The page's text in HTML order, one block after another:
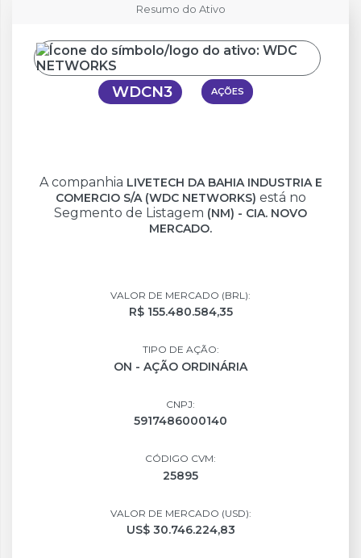
Resumo do Ativo
WDCN3 AÇÕES
A companhia LIVETECH DA BAHIA INDUSTRIA E
COMERCIO S/A (WDC NETWORKS) está no
Segmento de Listagem (NM) - CIA. NOVO
MERCADO.
VALOR DE MERCADO (BRL):
R$ 155.480.584,35
TIPO DE AÇÃO:
ON - AÇÃO ORDINÁRIA
CNPJ:
5917486000140
CÓDIGO CVM:
25895
VALOR DE MERCADO (USD):
US$ 30.746.224,83